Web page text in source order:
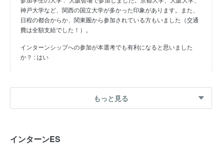
神戸大学など、関西の国立大学が多かった印象があります。また、
日程の都合からか、関東圏から参加されている方もいました（交通
費は全額支給でした！）。
インターンシップへの参加が本選考でも有利になると思いました
か？ : はい
選考フロー : エントリーシート
もっと見る
インターンES